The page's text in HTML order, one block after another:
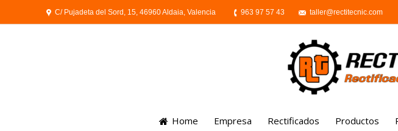
C/ Pujadeta del Sord, 15, 46960 Aldaia, Valencia 963 97 57 43 taller@rectitecnic.com
Home Empresa Rectificados Productos